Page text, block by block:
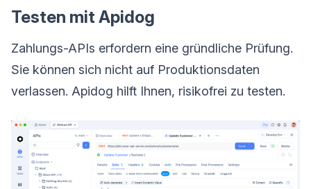
Testen mit Apidog
Zahlungs-APIs erfordern eine gründliche Prüfung.
Sie können sich nicht auf Produktionsdaten
verlassen. Apidog hilft Ihnen, risikofrei zu testen.